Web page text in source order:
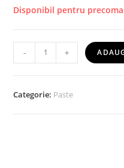
Disponibil pentru
- +
Categorie: Paste